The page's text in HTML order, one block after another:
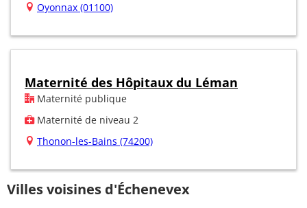
Oyonnax (01100)
Maternité des Hôpitaux du Léman
Maternité publique
Maternité de niveau 2
Thonon-les-Bains (74200)
Villes voisines d'Échenevex